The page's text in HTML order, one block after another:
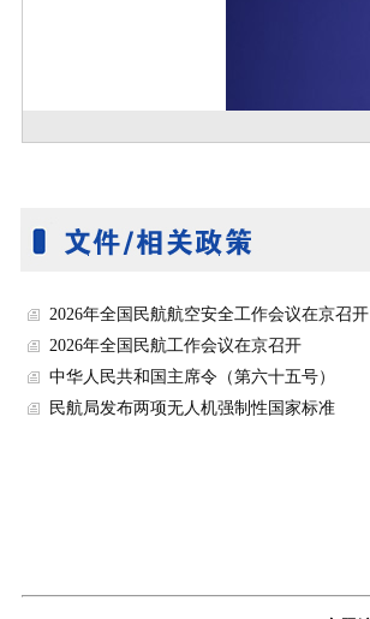
2026年全国民航航空安全工作会议在京召开
2026年全国民航工作会议在京召开
中华人民共和国主席令（第六十五号）
民航局发布两项无人机强制性国家标准